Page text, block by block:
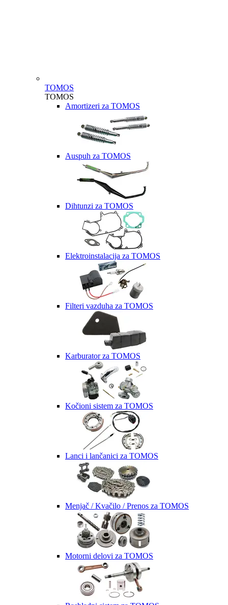
TOMOS
TOMOS
Amortizeri za TOMOS
Auspuh za TOMOS
Dihtunzi za TOMOS
Elektroinstalacija za TOMOS
Filteri vazduha za TOMOS
Karburator za TOMOS
Kočioni sistem za TOMOS
Lanci i lančanici za TOMOS
Menjač / Kvačilo / Prenos za TOMOS
Motorni delovi za TOMOS